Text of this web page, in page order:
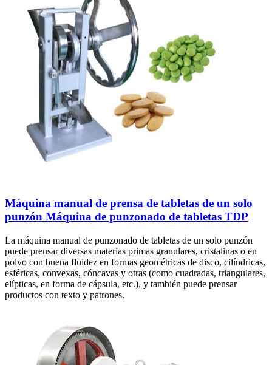
Máquina manual de prensa de tabletas de un solo
punzón Máquina de punzonado de tabletas TDP
La máquina manual de punzonado de tabletas de un solo punzón
puede prensar diversas materias primas granulares, cristalinas o en
polvo con buena fluidez en formas geométricas de disco, cilíndricas,
esféricas, convexas, cóncavas y otras (como cuadradas, triangulares,
elípticas, en forma de cápsula, etc.), y también puede prensar
productos con texto y patrones.